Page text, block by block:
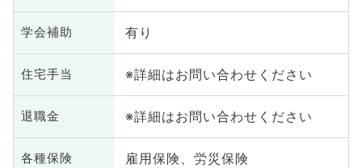
学会補助 有り
住宅手当 ※詳細はお問い合わせください
退職金 ※詳細はお問い合わせください
各種保険 雇用保険、労災保険